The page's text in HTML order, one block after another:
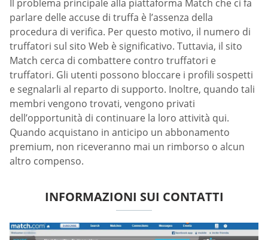
Il problema principale alla piattaforma Match che ci fa
parlare delle accuse di truffa è l’assenza della
procedura di verifica. Per questo motivo, il numero di
truffatori sul sito Web è significativo. Tuttavia, il sito
Match cerca di combattere contro truffatori e
truffatori. Gli utenti possono bloccare i profili sospetti
e segnalarli al reparto di supporto. Inoltre, quando tali
membri vengono trovati, vengono privati
dell’opportunità di continuare la loro attività qui.
Quando acquistano in anticipo un abbonamento
premium, non riceveranno mai un rimborso o alcun
altro compenso.
INFORMAZIONI SUI CONTATTI